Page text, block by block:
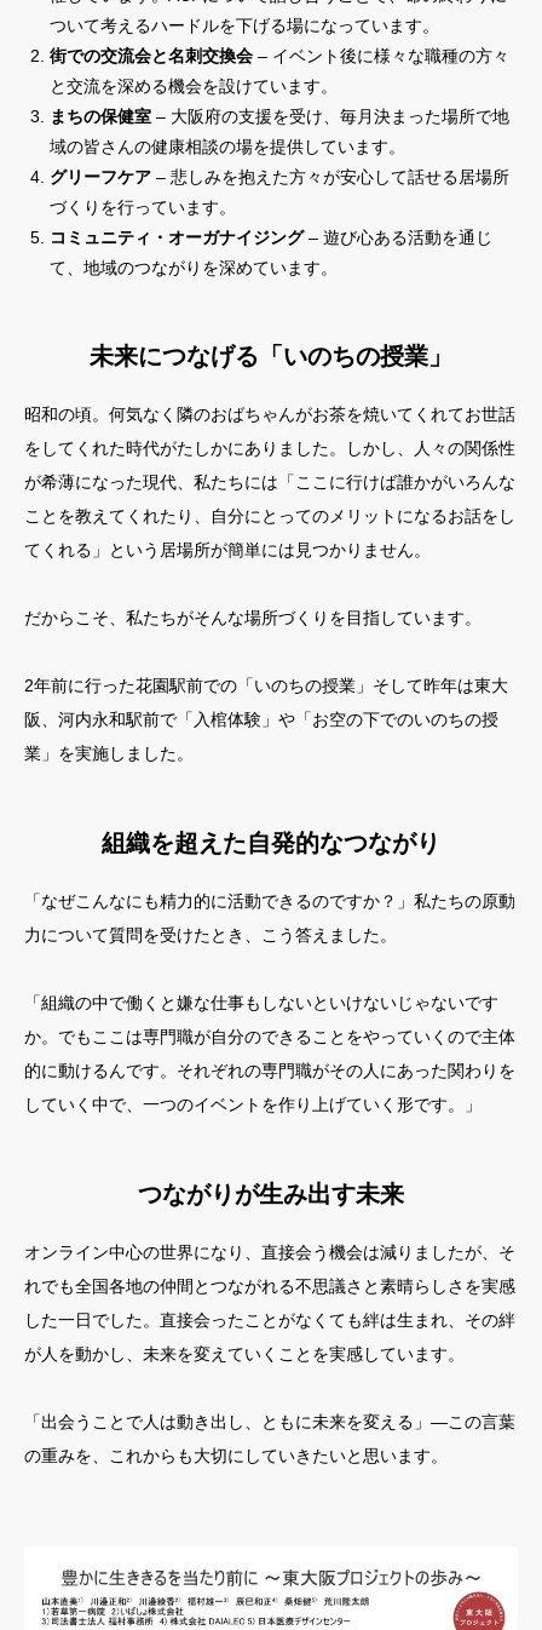
ついて考えるハードルを下げる場になっています。
街での交流会と名刺交換会 – イベント後に様々な職種の方々
と交流を深める機会を設けています。
まちの保健室 – 大阪府の支援を受け、毎月決まった場所で地
域の皆さんの健康相談の場を提供しています。
グリーフケア – 悲しみを抱えた方々が安心して話せる居場所
づくりを行っています。
コミュニティ・オーガナイジング– 遊び心ある活動を通じ
て、地域のつながりを深めています。
未来につなげる「いのちの授業」
昭和の頃。何気なく隣のおばちゃんがお茶を焼いてくれてお世話
をしてくれた時代がたしかにありました。しかし、人々の関係性
が希薄になった現代、私たちには「ここに行けば誰かがいろんな
ことを教えてくれたり、自分にとってのメリットになるお話をし
てくれる」という居場所が簡単には見つかりません。
だからこそ、私たちがそんな場所づくりを目指しています。
2年前に行った花園駅前での「いのちの授業」そして昨年は東大
阪、河内永和駅前で「入棺体験」や「お空の下でのいのちの授
業」を実施しました。
組織を超えた自発的なつながり
「なぜこんなにも精力的に活動できるのですか？」私たちの原動
力について質問を受けたとき、こう答えました。
「組織の中で働くと嫌な仕事もしないといけないじゃないです
か。でもここは専門職が自分のできることをやっていくので主体
的に動けるんです。それぞれの専門職がその人にあった関わりを
していく中で、一つのイベントを作り上げていく形です。」
つながりが生み出す未来
オンライン中心の世界になり、直接会う機会は減りましたが、そ
れでも全国各地の仲間とつながれる不思議さと素晴らしさを実感
した一日でした。直接会ったことがなくても絆は生まれ、その絆
が人を動かし、未来を変えていくことを実感しています。
「出会うことで人は動き出し、ともに未来を変える」—この言葉
の重みを、これからも大切にしていきたいと思います。